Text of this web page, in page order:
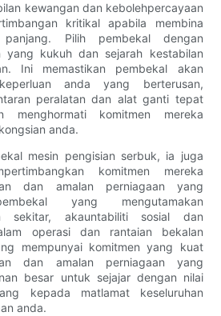
kewangan dan kebolehpercayaan
kritikal apabila membina
Pilih pembekal dengan
yang kukuh dan sejarah kestabilan
Ini memastikan pembekal akan
anda yang berterusan,
peralatan dan alat ganti tepat
menghormati komitmen mereka
anda.
mesin pengisian serbuk, ia juga
komitmen mereka
dan amalan perniagaan yang
yang mengutamakan
sekitar, akauntabiliti sosial dan
operasi dan rantaian bekalan
mempunyai komitmen yang kuat
dan amalan perniagaan yang
besar untuk sejajar dengan nilai
kepada matlamat keseluruhan
anda.